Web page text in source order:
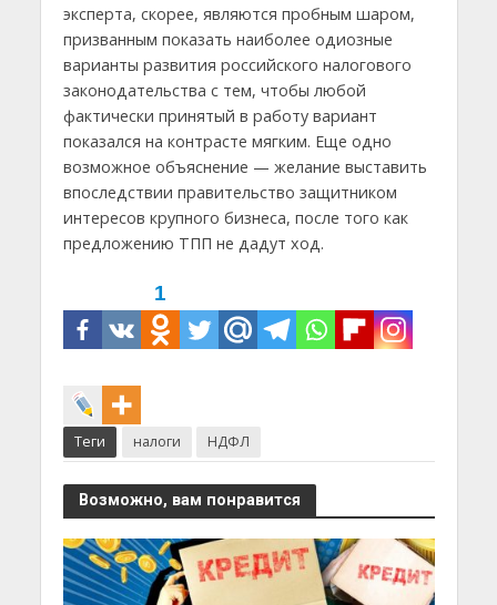
эксперта, скорее, являются пробным шаром,
призванным показать наиболее одиозные
варианты развития российского налогового
законодательства с тем, чтобы любой
фактически принятый в работу вариант
показался на контрасте мягким. Еще одно
возможное объяснение — желание выставить
впоследствии правительство защитником
интересов крупного бизнеса, после того как
предложению ТПП не дадут ход.
1
Теги налоги НДФЛ
Возможно, вам понравится